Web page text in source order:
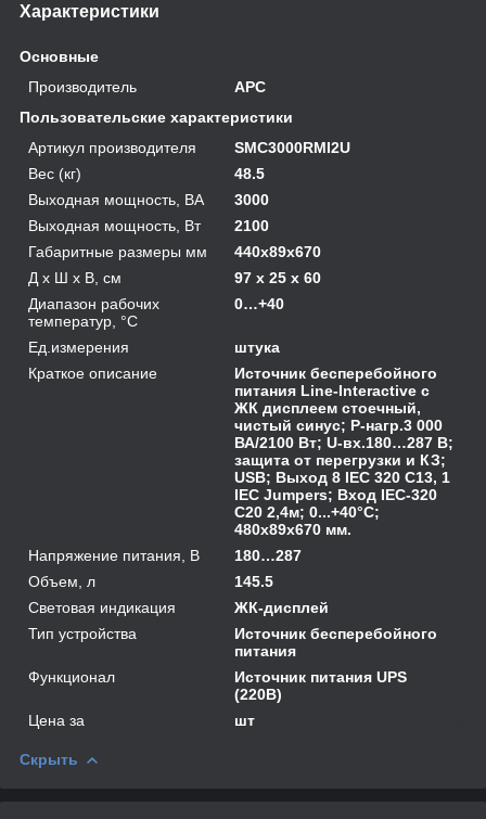
Характеристики
Основные
Производитель
APC
Пользовательские характеристики
Артикул производителя
SMC3000RMI2U
Вес (кг)
48.5
Выходная мощность, ВА
3000
Выходная мощность, Вт
2100
Габаритные размеры мм
440х89х670
Д х Ш х В, см
97 x 25 x 60
Диапазон рабочих
температур, °С
0…+40
Ед.измерения
штука
Краткое описание
Источник бесперебойного
питания Line-Interactive с
ЖК дисплеем стоечный,
чистый синус; P-нагр.3 000
ВА/2100 Вт; U-вх.180…287 В;
защита от перегрузки и КЗ;
USB; Выход 8 IEC 320 C13, 1
IEC Jumpers; Вход IEC-320
C20 2,4м; 0...+40°C;
480х89х670 мм.
Напряжение питания, В
180…287
Объем, л
145.5
Световая индикация
ЖК-дисплей
Тип устройства
Источник бесперебойного
питания
Функционал
Источник питания UPS
(220В)
Цена за
шт
Скрыть